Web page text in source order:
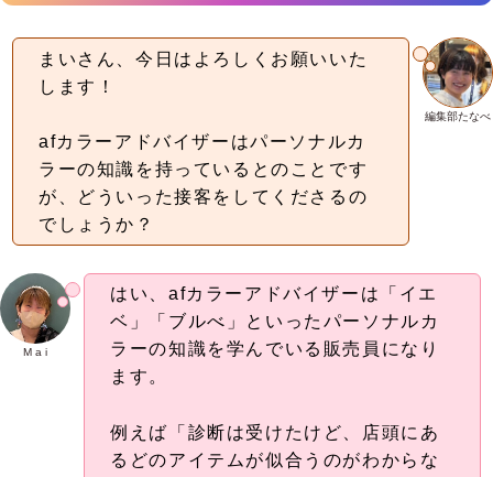
編集部たなべ
まいさん、今日はよろしくお願いいた
します！
afカラーアドバイザーはパーソナルカ
ラーの知識を持っているとのことです
が、どういった接客をしてくださるの
でしょうか？
M a i
はい、afカラーアドバイザーは「イエ
ベ」「ブルべ」といったパーソナルカ
ラーの知識を学んでいる販売員になり
ます。
例えば「診断は受けたけど、店頭にあ
るどのアイテムが似合うのがわからな